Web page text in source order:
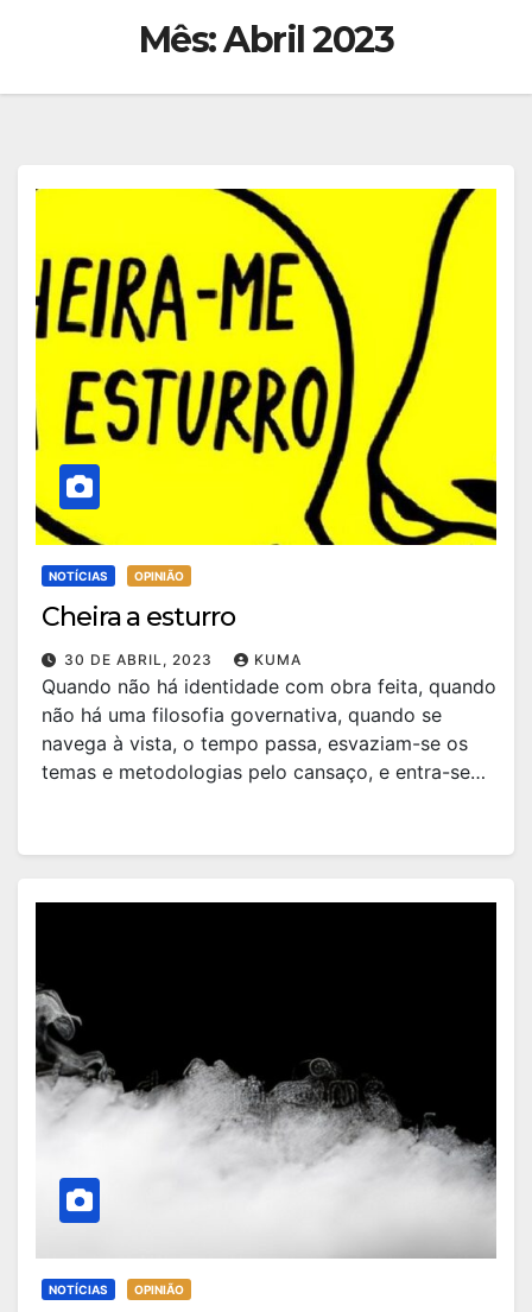
Mês:Abril 2023
NOTÍCIAS OPINIÃO
Cheira a esturro
30 DE ABRIL, 2023 KUMA
Quando não há identidade com obra feita, quando
não há uma filosofia governativa, quando se
navega à vista, o tempo passa, esvaziam-se os
temas e metodologias pelo cansaço, e entra-se…
NOTÍCIAS OPINIÃO